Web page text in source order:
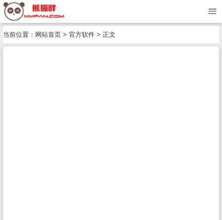
当前位置： 网站首页 > 官方软件 > 正文